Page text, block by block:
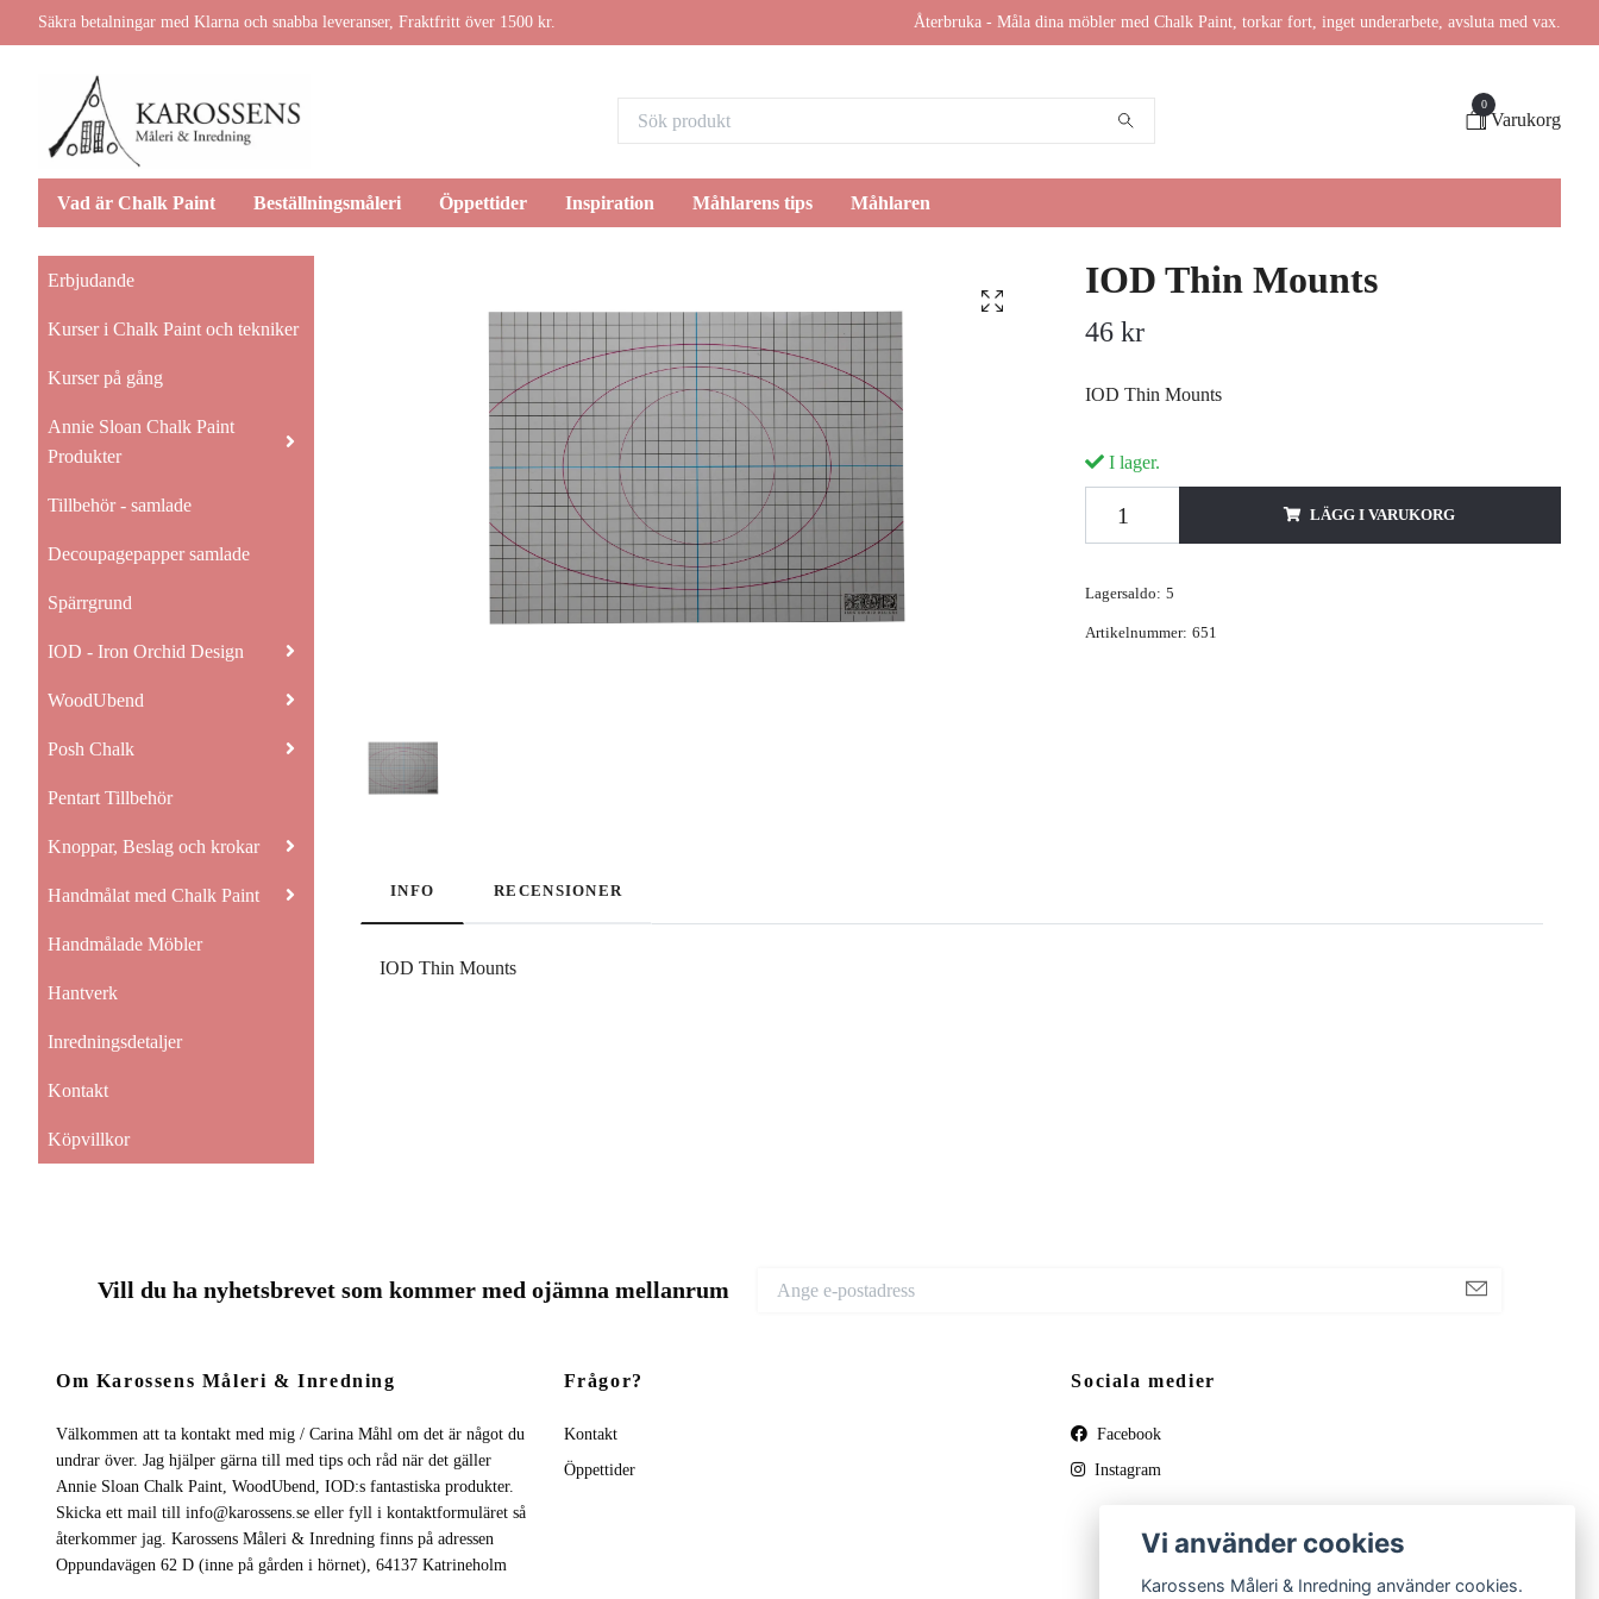
Säkra betalningar med Klarna och snabba leveranser, Fraktfritt över 1500 kr. Återbruka - Måla dina möbler med Chalk Paint, torkar fort, inget underarbete, avsluta med vax.
0
Varukorg
Vad är Chalk Paint Beställningsmåleri Öppettider Inspiration Måhlarens tips Måhlaren
Erbjudande
Kurser i Chalk Paint och tekniker
Kurser på gång
Annie Sloan Chalk Paint
Produkter
Tillbehör - samlade
Decoupagepapper samlade
Spärrgrund
IOD - Iron Orchid Design
WoodUbend
Posh Chalk
Pentart Tillbehör
Knoppar, Beslag och krokar
Handmålat med Chalk Paint
Handmålade Möbler
Hantverk
Inredningsdetaljer
Kontakt
Köpvillkor
IOD Thin Mounts
46 kr
IOD Thin Mounts
I lager.
LÄGG I VARUKORG
Lagersaldo: 5
Artikelnummer: 651
INFO RECENSIONER
IOD Thin Mounts
Vill du ha nyhetsbrevet som kommer med ojämna mellanrum
Om Karossens Måleri & Inredning
Välkommen att ta kontakt med mig / Carina Måhl om det är något du
undrar över. Jag hjälper gärna till med tips och råd när det gäller
Annie Sloan Chalk Paint, WoodUbend, IOD:s fantastiska produkter.
Skicka ett mail till info@karossens.se eller fyll i kontaktformuläret så
återkommer jag. Karossens Måleri & Inredning finns på adressen
Oppundavägen 62 D (inne på gården i hörnet), 64137 Katrineholm
Frågor?
Kontakt
Öppettider
Sociala medier
Facebook
Instagram
Vi använder cookies
Karossens Måleri & Inredning använder cookies.